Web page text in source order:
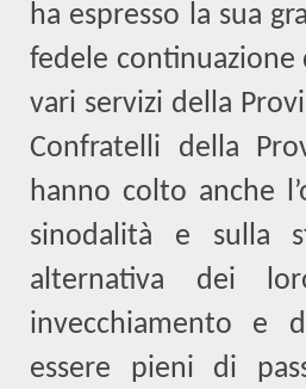
ha espresso la sua
fedele continuazione
vari servizi della
Confratelli della
hanno colto anche
sinodalità e sulla
alternativa dei
invecchiamento e
essere pieni di